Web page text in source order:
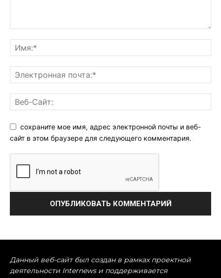
сохраните мое имя, адрес электронной почты и веб-
сайт в этом браузере для следующего комментария.
Данный веб-сайт был создан в рамках проектной
деятельности Internews и поддерживается